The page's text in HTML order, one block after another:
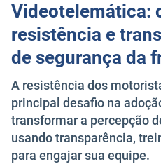
Videotelemática:
resistência e
de segurança da
A resistência dos
principal desafio na
transformar a percepção
usando transparência,
para engajar sua equipe.